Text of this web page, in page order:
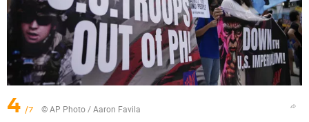
4 /7 © AP Photo / Aaron Favila